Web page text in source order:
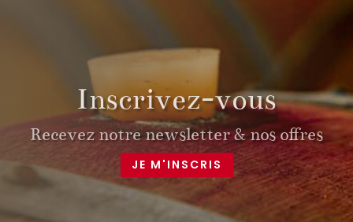
Inscrivez-vous
Recevez notre newsletter & nos offres
JE M'INSCRIS